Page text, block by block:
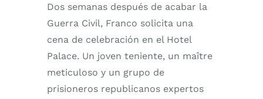
Dos semanas después de acabar la
Guerra Civil, Franco solicita una
cena de celebración en el Hotel
Palace. Un joven teniente, un maître
meticuloso y un grupo de
prisioneros republicanos expertos